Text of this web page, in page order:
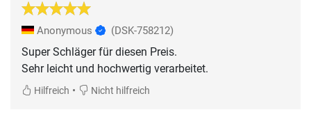
Anonymous (DSK-758212)
Super Schläger für diesen Preis.
Hilfreich • Nicht hilfreich